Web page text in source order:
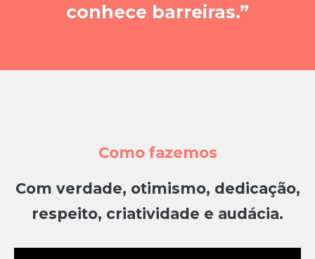
conhece barreiras.
Como fazemos
Com verdade, otimismo, dedicação,
respeito, criatividade e audácia.